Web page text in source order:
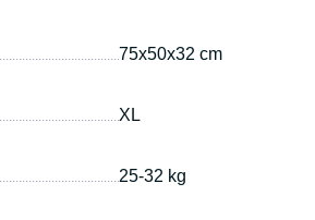
75х50х32 cm
XL
25-32 kg